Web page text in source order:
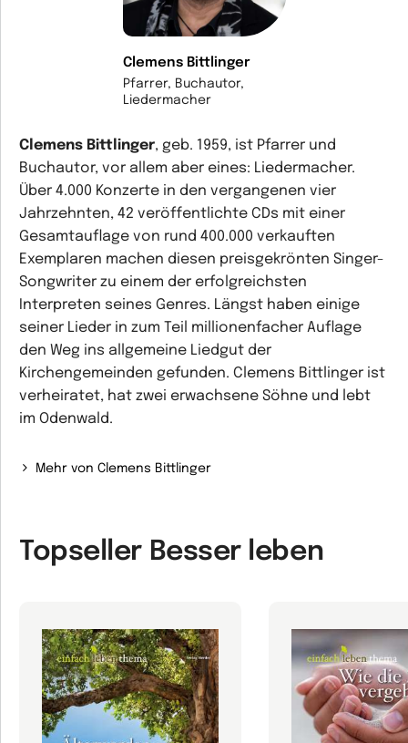
Clemens Bittlinger
Pfarrer, Buchautor,
Liedermacher
Clemens Bittlinger, geb. 1959, ist Pfarrer und
Buchautor, vor allem aber eines: Liedermacher.
Über 4.000 Konzerte in den vergangenen vier
Jahrzehnten, 42 veröffentlichte CDs mit einer
Gesamtauflage von rund 400.000 verkauften
Exemplaren machen diesen preisgekrönten Singer-
Songwriter zu einem der erfolgreichsten
Interpreten seines Genres. Längst haben einige
seiner Lieder in zum Teil millionenfacher Auflage
den Weg ins allgemeine Liedgut der
Kirchengemeinden gefunden. Clemens Bittlinger ist
verheiratet, hat zwei erwachsene Söhne und lebt
im Odenwald.
Mehr von Clemens Bittlinger
Topseller Besser leben